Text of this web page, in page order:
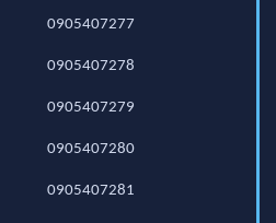
0905407277
0905407278
0905407279
0905407280
0905407281